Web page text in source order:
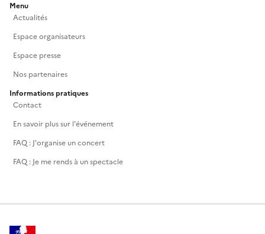
Menu
Actualités
Espace organisateurs
Espace presse
Nos partenaires
Informations pratiques
Contact
En savoir plus sur l'événement
FAQ : J'organise un concert
FAQ : Je me rends à un spectacle